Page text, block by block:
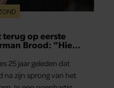
op eerste
Brood: “Hier
25 jaar geleden dat
na zijn sprong van het